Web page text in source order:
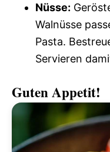
Nüsse:
Walnüsse
Pasta.
Servieren
Guten Appetit!